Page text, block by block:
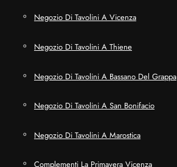
Negozio Di Tavolini A Vicenza
Negozio Di Tavolini A Thiene
Negozio Di Tavolini A Bassano Del Grappa
Negozio Di Tavolini A San Bonifacio
Negozio Di Tavolini A Marostica
Complementi La Primavera Vicenza